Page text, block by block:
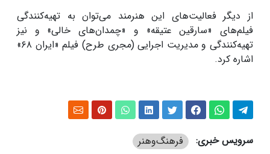
از دیگر فعالیت‌های این هنرمند می‌توان به تهیه‌کنندگی
فیلم‌های «سارقین عتیقه» و «چمدان‌های خالی» و نیز
تهیه‌کنندگی و مدیریت اجرایی (مجری طرح) فیلم «ایران ۶۸»
اشاره کرد.
سرویس خبری: فرهنگ‌و‌هنر